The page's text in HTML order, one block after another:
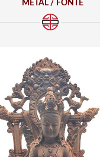
MÉTAL / FONTE